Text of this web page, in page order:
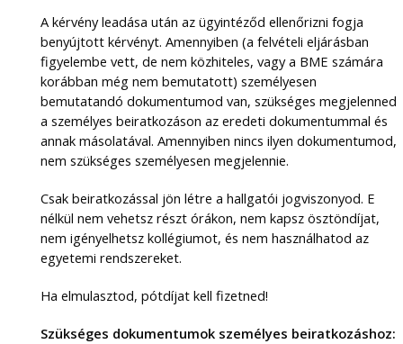
A kérvény leadása után az ügyintéződ ellenőrizni fogja
benyújtott kérvényt. Amennyiben (a felvételi eljárásban
figyelembe vett, de nem közhiteles, vagy a BME számára
korábban még nem bemutatott) személyesen
bemutatandó dokumentumod van, szükséges megjelenned
a személyes beiratkozáson az eredeti dokumentummal és
annak másolatával. Amennyiben nincs ilyen dokumentumod,
nem szükséges személyesen megjelennie.
Csak beiratkozással jön létre a hallgatói jogviszonyod. E
nélkül nem vehetsz részt órákon, nem kapsz ösztöndíjat,
nem igényelhetsz kollégiumot, és nem használhatod az
egyetemi rendszereket.
Ha elmulasztod, pótdíjat kell fizetned!
Szükséges dokumentumok személyes beiratkozáshoz: